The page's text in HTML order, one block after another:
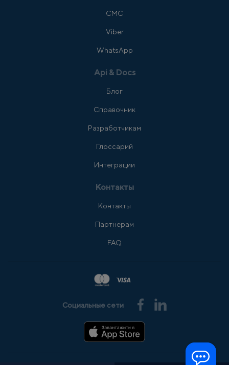
СМС
Viber
WhatsApp
Api & Docs
Блог
Справочник
Разработчикам
Глоссарий
Интеграции
Контакты
Контакты
Партнерам
FAQ
Социальные сети